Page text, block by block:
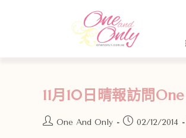
11月10日晴報訪問
One And Only 02/12/2014